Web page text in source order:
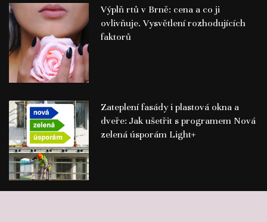
Výplň rtů v Brně: cena a co ji
ovlivňuje. Vysvětlení rozhodujících
faktorů
Zateplení fasády i plastová okna a
dveře: Jak ušetřit s programem Nová
zelená úsporám Light+